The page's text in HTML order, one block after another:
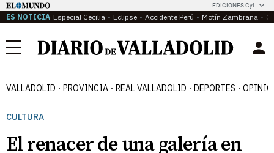
EDICIONES CyL
ES NOTICIA Especial Cecilia Eclipse Accidente Perú Motín Zambrana
Menú
VALLADOLID PROVINCIA REAL VALLADOLID DEPORTES
CULTURA
El renacer de una galería en